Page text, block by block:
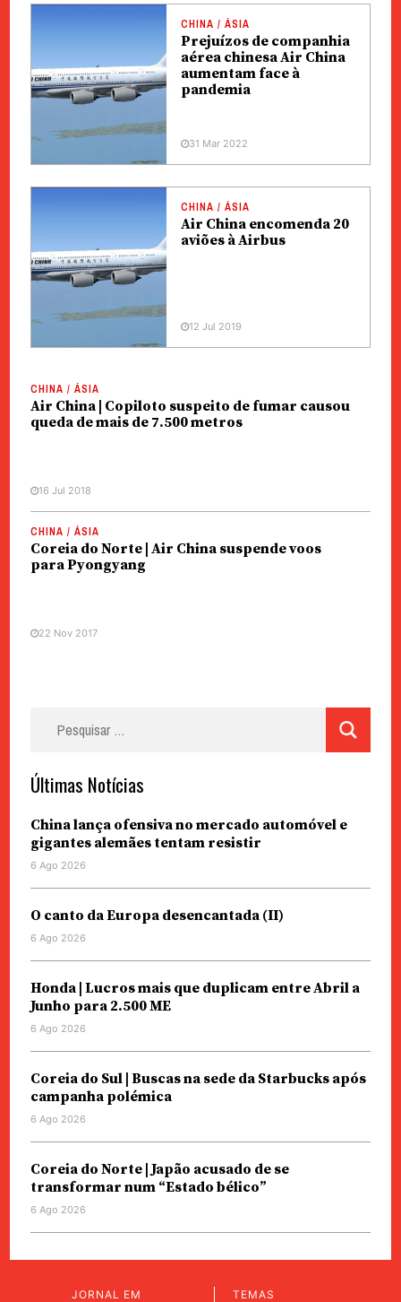
CHINA / ÁSIA
Prejuízos de companhia
aérea chinesa Air China
aumentam face à
pandemia
31 Mar 2022
CHINA / ÁSIA
Air China encomenda 20
aviões à Airbus
12 Jul 2019
CHINA / ÁSIA
Air China | Copiloto suspeito de fumar causou
queda de mais de 7.500 metros
16 Jul 2018
CHINA / ÁSIA
Coreia do Norte | Air China suspende voos
para Pyongyang
22 Nov 2017
Últimas Notícias
China lança ofensiva no mercado automóvel e
gigantes alemães tentam resistir
6 Ago 2026
O canto da Europa desencantada (II)
6 Ago 2026
Honda | Lucros mais que duplicam entre Abril a
Junho para 2.500 ME
6 Ago 2026
Coreia do Sul | Buscas na sede da Starbucks após
campanha polémica
6 Ago 2026
Coreia do Norte | Japão acusado de se
transformar num “Estado bélico”
6 Ago 2026
JORNAL EM
TEMAS